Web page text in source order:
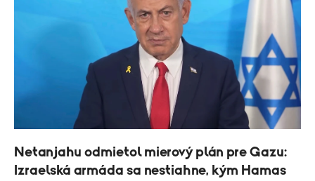
Netanjahu odmietol mierový plán pre Gazu:
Izraelská armáda sa nestiahne, kým Hamas